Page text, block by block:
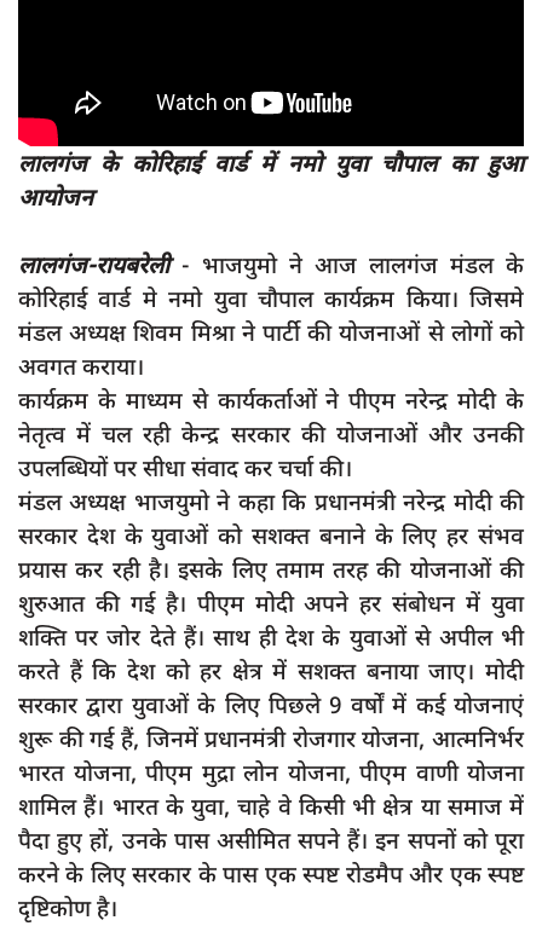
other
Login
Register
English
लालगंज के कोरिहाई वार्ड में नमो युवा चौपाल का हुआ
आयोजन
लालगंज-रायबरेली- भाजयुमो ने आज लालगंज मंडल के
कोरिहाई वार्ड मे नमो युवा चौपाल कार्यक्रम किया। जिसमे
मंडल अध्यक्ष शिवम मिश्रा ने पार्टी की योजनाओं से लोगों को
अवगत कराया।
कार्यक्रम के माध्यम से कार्यकर्ताओं ने पीएम नरेन्द्र मोदी के
नेतृत्व में चल रही केन्द्र सरकार की योजनाओं और उनकी
उपलब्धियों पर सीधा संवाद कर चर्चा की।
मंडल अध्यक्ष भाजयुमो ने कहा कि प्रधानमंत्री नरेन्द्र मोदी की
सरकार देश के युवाओं को सशक्त बनाने के लिए हर संभव
प्रयास कर रही है। इसके लिए तमाम तरह की योजनाओं की
शुरुआत की गई है। पीएम मोदी अपने हर संबोधन में युवा
शक्ति पर जोर देते हैं। साथ ही देश के युवाओं से अपील भी
करते हैं कि देश को हर क्षेत्र में सशक्त बनाया जाए। मोदी
सरकार द्वारा युवाओं के लिए पिछले 9 वर्षों में कई योजनाएं
शुरू की गई हैं, जिनमें प्रधानमंत्री रोजगार योजना, आत्मनिर्भर
भारत योजना, पीएम मुद्रा लोन योजना, पीएम वाणी योजना
शामिल हैं। भारत के युवा, चाहे वे किसी भी क्षेत्र या समाज में
पैदा हुए हों, उनके पास असीमित सपने हैं। इन सपनों को पूरा
करने के लिए सरकार के पास एक स्पष्ट रोडमैप और एक स्पष्ट
दृष्टिकोण है।